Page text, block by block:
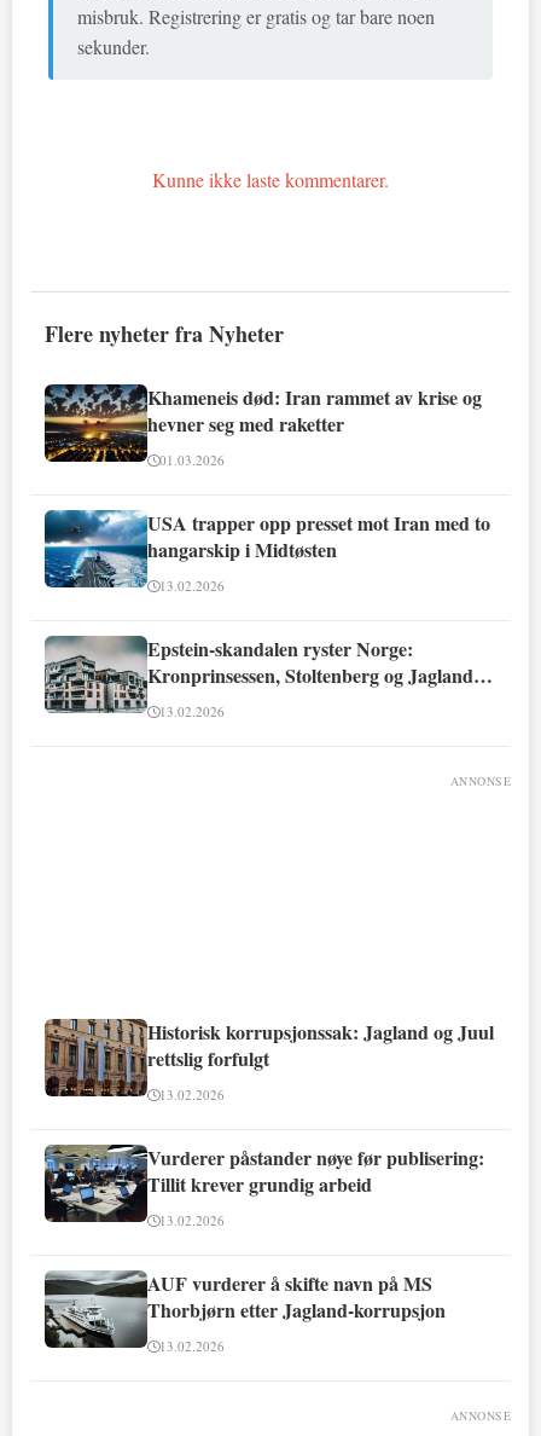
misbruk. Registrering er gratis og tar bare noen
sekunder.
Kunne ikke laste kommentarer.
Flere nyheter fra Nyheter
Khameneis død: Iran rammet av krise og
hevner seg med raketter
01.03.2026
USA trapper opp presset mot Iran med to
hangarskip i Midtøsten
13.02.2026
Epstein-skandalen ryster Norge:
Kronprinsessen, Stoltenberg og Jagland
involvert
13.02.2026
ANNONSE
Historisk korrupsjonssak: Jagland og Juul
rettslig forfulgt
13.02.2026
Vurderer påstander nøye før publisering:
Tillit krever grundig arbeid
13.02.2026
AUF vurderer å skifte navn på MS
Thorbjørn etter Jagland-korrupsjon
13.02.2026
ANNONSE